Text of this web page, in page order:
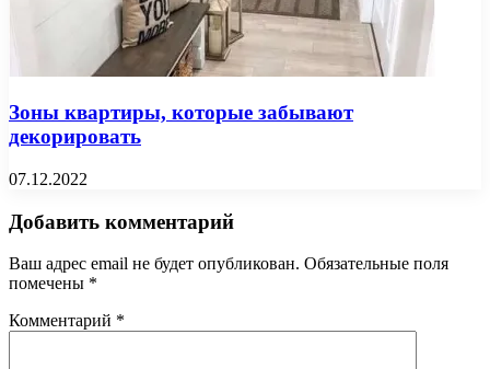
Зоны квартиры, которые забывают
декорировать
07.12.2022
Добавить комментарий
Ваш адрес email не будет опубликован. Обязательные поля
помечены *
Комментарий *